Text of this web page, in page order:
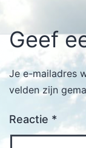
Geef
Je e-mailadres
velden zijn
Reactie *